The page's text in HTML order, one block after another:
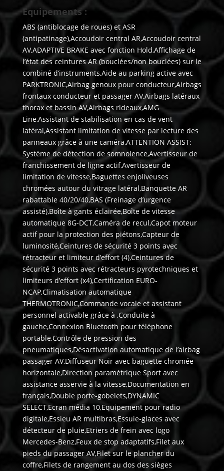
Equipements :
ABS (antiblocage de roues) et ASR
(antipatinage),Accoudoir central AR,Accoudoir central
AV,ADAPTIVE BRAKE avec fonction Hold,Affichage de
l’état des ceintures AR (bouclées/non bouclées) sur le
combiné d’instruments,Aide au parking active avec
PARKTRONIC,Airbag genoux pour conducteur,Airbags
frontaux conducteur et passager AV,Airbags latéraux
thorax et bassin AV,Airbags rideaux,AMG
Line,Assistant de stabilisation en cas de vent
latéral,Assistant limitation de vitesse par lecture des
panneaux grâce à une caméra,ATTENTION ASSIST:
Système de détection de somnolence,Avertisseur de
franchissement de ligne actif,Avertisseur de
limitation de vitesse,Baguettes enjoliveuses
chromées autour du vitrage latéral,Banquette AR
rabattable 40/20/40,BAS (Freinage d’urgence
assisté),Boîte à gants éclairée,Boîte de vitesse
automatique 8G-DCT,Caméra de recul,Capot moteur
actif pour la protection des piétons,Capteur de
luminosité,Ceintures de sécurité 3 points avec
rétracteur et limiteur d’effort (4),Ceintures de
sécurité 3 points avec rétracteurs pyrotechniques et
limiteurs d’effort (x4),Certification EURO-
NCAP,Climatisation automatique
THERMOTRONIC,Commande vocale et assistant
personnel activable grâce à ,Conduite à
gauche,Connexion Bluetooth pour téléphone
portable,Contrôle de pression des
pneumatiques,Désactivation automatique de l’airbag
passager AV,Diffuseur Noir avec baguette chromée
horizontale,Direction paramétrique Sport avec
assistance asservie à la vitesse,Documentation en
français,Double porte-gobelets,DYNAMIC
SELECT,Ecran média 10,Equipement pour radio
digitale,Essieu AR multibras,Essuie-glaces avec
détecteur de pluie,Etriers de frein avec logo
Mercedes-Benz,Feux de stop adaptatifs,Filet aux
pieds du passager AV,Filet sur le plancher du
coffre,Filets de rangement au dos des sièges